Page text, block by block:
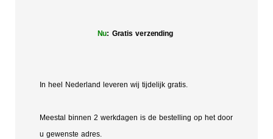
Nu: Gratis verzending
In heel Nederland leveren wij tijdelijk gratis.
Meestal binnen 2 werkdagen is de bestelling op het door
u gewenste adres.